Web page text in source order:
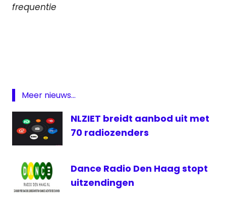
frequentie
Middengolf
Radio
Vahon
AM
Vahon
Meer nieuws...
NLZIET breidt aanbod uit met
70 radiozenders
Dance Radio Den Haag stopt
uitzendingen